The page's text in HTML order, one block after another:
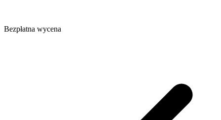
Bezpłatna wycena